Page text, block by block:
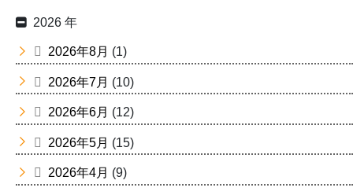
2026 年
2026年8月 (1)
2026年7月 (10)
2026年6月 (12)
2026年5月 (15)
2026年4月 (9)